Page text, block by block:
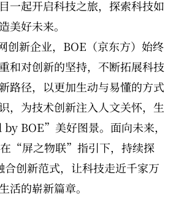
一起开启科技之旅，探索科技如
美好未来。
创新企业，BOE（京东方）始终
和对创新的坚持，不断拓展科技
路径，以更加生动与易懂的方式
，为技术创新注入人文关怀，生
BOE”美好图景。面向未来，
“屏之物联”指引下，持续探
创新范式，让科技走近千家万
活的崭新篇章。